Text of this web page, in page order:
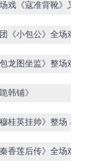
戏《寇准背靴》又名
《小包公》全场戏
龙图坐监》整场戏
韩铺》
桂英挂帅》整场 马
香莲后传》全场戏